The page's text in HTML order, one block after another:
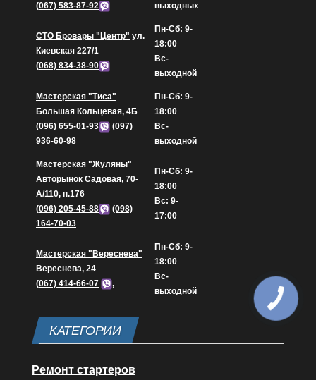
(067) 583-87-92
выходных
СТО Бровары "Центр" ул.
Киевская 227/1
(068) 834-38-90
Пн-Сб: 9-
18:00
Вс-
выходной
Мастерская "Тиса"
Большая Кольцевая, 4Б
(096) 655-01-93
(097)
936-60-98
Пн-Сб: 9-
18:00
Вс-
выходной
Мастерская "Жуляны"
Авторынок Садовая, 70-
А/110, п.176
(096) 205-45-88
(098)
164-70-03
Пн-Сб: 9-
18:00
Вс: 9-
17:00
Мастерская "Вереснева"
Вереснева, 24
(067) 414-66-07
,
Пн-Сб: 9-
18:00
Вс-
выходной
КАТЕГОРИИ
Ремонт стартеров